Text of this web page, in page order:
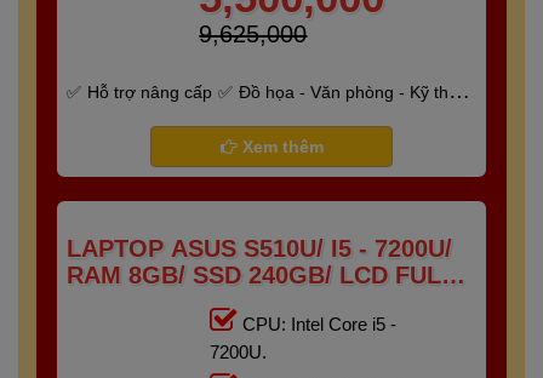
9,625,000
Hỗ trợ nâng cấp
Đồ họa - Văn phòng - Kỹ thuật
Bảo hành 6 tháng
Xem thêm
LAPTOP ASUS S510U/ I5 - 7200U/
RAM 8GB/ SSD 240GB/ LCD FULL
CPU: Intel Core i5 -
7200U.